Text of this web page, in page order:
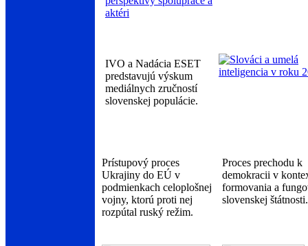
IVO a Nadácia ESET
predstavujú výskum
mediálnych zručností
slovenskej populácie.
Prístupový proces
Ukrajiny do EÚ v
podmienkach celoplošnej
vojny, ktorú proti nej
rozpútal ruský režim.
Proces prechodu k
demokracii v
formovania a
slovenskej štátnosti.